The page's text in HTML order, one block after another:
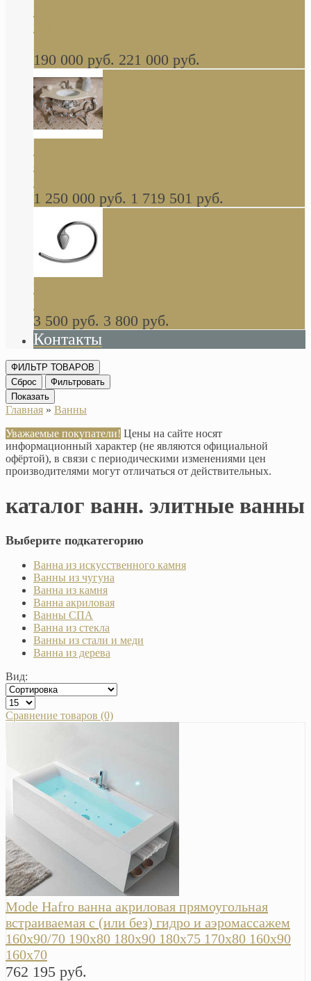
Decorated Bathroom раковина овальная
встраиваемая для ванной с рисунком синяя
роза В НАЛИЧИИ
190 000 руб. 221 000 руб.
стиле барокко, из массива дерева, светло
коричневый матовый окрас + серебро
1 250 000 руб. 1 719 501 руб.
Khala Colombo аксессуары (серия) В
НАЛИЧИИ
3 500 руб. 3 800 руб.
Контакты
ФИЛЬТР ТОВАРОВ
Сброс
Фильтровать
Показать
Главная » Ванны
Уважаемые покупатели! Цены на сайте носят
информационный характер (не являются официальной
офёртой), в связи с периодическими изменениями цен
производителями могут отличаться от действительных.
каталог ванн. элитные ванны
Выберите подкатегорию
Ванна из искусственного камня
Ванны из чугуна
Ванна из камня
Ванна акриловая
Ванны СПА
Ванна из стекла
Ванны из стали и меди
Ванна из дерева
Вид:
Сравнение товаров (0)
Mode Hafro ванна акриловая прямоугольная
встраиваемая с (или без) гидро и аэромассажем
160х90/70 190х80 180х90 180х75 170х80 160х90
160х70
762 195 руб.